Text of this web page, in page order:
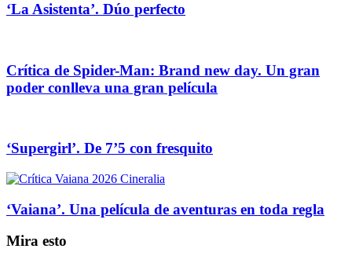
‘La Asistenta’. Dúo perfecto
Crítica de Spider-Man: Brand new day. Un gran
poder conlleva una gran película
‘Supergirl’. De 7’5 con fresquito
‘Vaiana’. Una película de aventuras en toda regla
Mira esto